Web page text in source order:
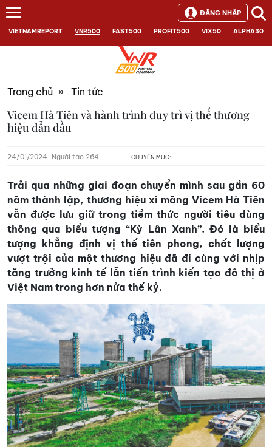
VIETNAMREPORT VNR500 FAST500 PROFIT500 VIX50 ALPHA30
ĐĂNG NHẬP
Trang chủ » Tin tức
Vicem Hà Tiên và hành trình duy trì vị thế thương
hiệu dẫn đầu
24/01/2024 Người tạo 264 CHUYÊN MỤC:
Trải qua những giai đoạn chuyển mình sau gần 60
năm thành lập, thương hiệu xi măng Vicem Hà Tiên
vẫn được lưu giữ trong tiềm thức người tiêu dùng
thông qua biểu tượng “Kỳ Lân Xanh”. Đó là biểu
tượng khẳng định vị thế tiên phong, chất lượng
vượt trội của một thương hiệu đã đi cùng với nhịp
tăng trưởng kinh tế lẫn tiến trình kiến tạo đô thị ở
Việt Nam trong hơn nửa thế kỷ.